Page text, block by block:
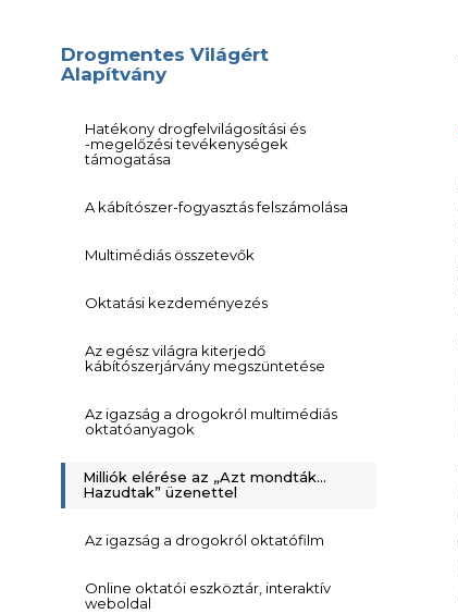
Drogmentes Világért
Alapítvány
Hatékony drogfelvilágosítási és
-megelőzésitevékenységek
támogatása
A kábítószer-fogyasztás felszámolása
Multimédiás összetevők
Oktatási kezdeményezés
Az egész világra kiterjedő
kábítószerjárvány megszüntetése
Az igazság a drogokról multimédiás
oktatóanyagok
Milliók elérése az „Azt mondták...
Hazudtak” üzenettel
Az igazság a drogokról oktatófilm
Online oktatói eszköztár, interaktív
weboldal